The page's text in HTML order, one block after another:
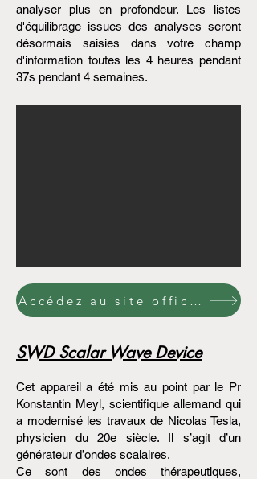
analyser plus en profondeur. Les listes
d'équilibrage issues des analyses seront
désormais saisies dans votre champ
d'information toutes les 4 heures pendant
37s pendant 4 semaines.
Accédez au site officiel TimeWaver
SWD Scalar Wave Device
Cet appareil a été mis au point par le Pr
Konstantin Meyl, scientifique allemand qui
a modernisé les travaux de Nicolas Tesla,
physicien du 20e siècle. Il s’agit d’un
générateur d’ondes scalaires.
Ce sont des ondes thérapeutiques,